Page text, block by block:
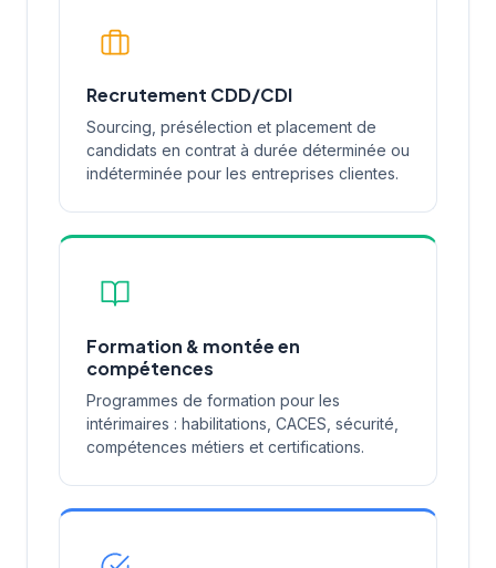
Recrutement CDD/CDI
Sourcing, présélection et placement de
candidats en contrat à durée déterminée ou
indéterminée pour les entreprises clientes.
Formation & montée en
compétences
Programmes de formation pour les
intérimaires : habilitations, CACES, sécurité,
compétences métiers et certifications.